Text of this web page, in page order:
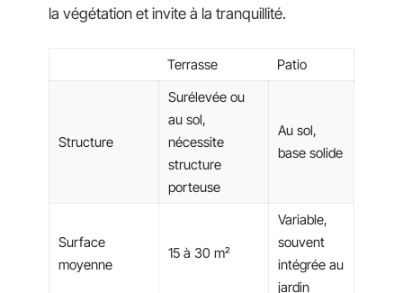
la végétation et invite à la tranquillité.
Terrasse Patio
Structure
Surélevée ou
au sol,
nécessite
structure
porteuse
Au sol,
base solide
Surface
moyenne
15 à 30 m²
Variable,
souvent
intégrée au
jardin